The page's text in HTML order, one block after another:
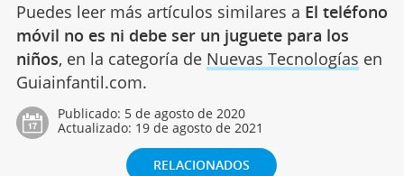
Puedes leer más artículos similares a El teléfono
móvil no es ni debe ser un juguete para los
niños, en la categoría de Nuevas Tecnologías en
Guiainfantil.com.
Publicado: 5 de agosto de 2020
Actualizado: 19 de agosto de 2021
RELACIONADOS